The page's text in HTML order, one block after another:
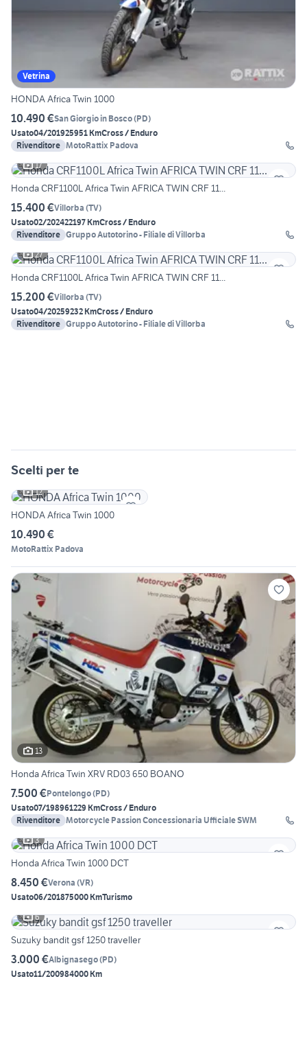
Vetrina
HONDA Africa Twin 1000
10.490 €San Giorgio in Bosco(PD)
Usato04/201925951 KmCross / Enduro
Rivenditore MotoRattix Padova
17
Honda CRF1100L Africa Twin AFRICA TWIN CRF 11...
15.400 €Villorba (TV)
Usato02/202422197 KmCross / Enduro
Rivenditore Gruppo Autotorino - Filiale di Villorba
27
Honda CRF1100L Africa Twin AFRICA TWIN CRF 11...
15.200 €Villorba (TV)
Usato04/20259232 KmCross / Enduro
Rivenditore Gruppo Autotorino - Filiale di Villorba
Scelti per te
12
HONDA Africa Twin 1000
10.490 €
MotoRattix Padova
13
Honda Africa Twin XRV RD03 650 BOANO
7.500 €Pontelongo(PD)
Usato07/198961229 KmCross / Enduro
Rivenditore Motorcycle Passion Concessionaria Ufficiale SWM
3
Honda Africa Twin 1000 DCT
8.450 €Verona (VR)
Usato06/201875000 KmTurismo
6
Suzuky bandit gsf 1250 traveller
3.000 €Albignasego(PD)
Usato11/200984000 Km